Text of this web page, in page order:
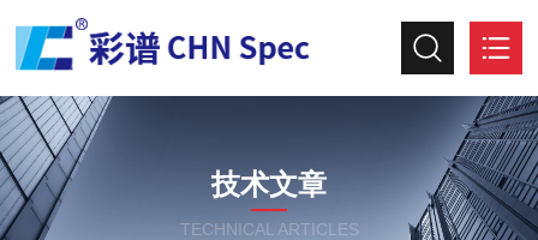
技术文章
TECHNICAL ARTICLES